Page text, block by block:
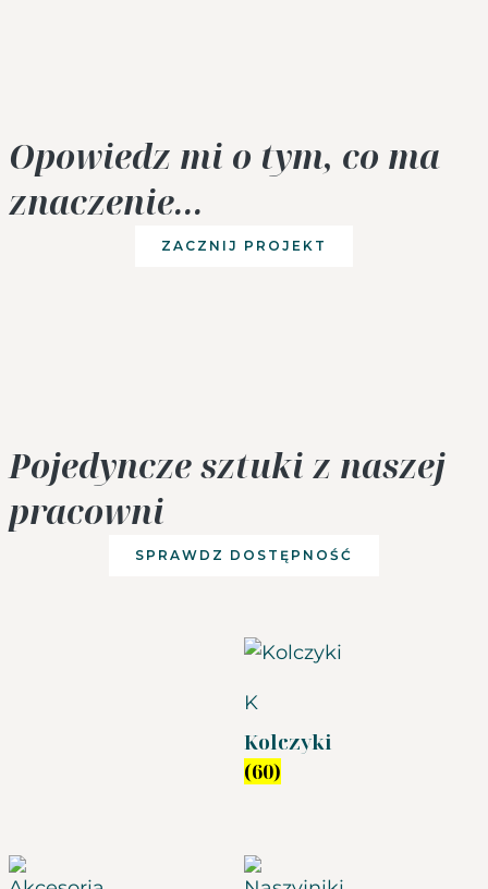
Opowiedz mi o tym, co ma
znaczenie...
ZACZNIJ PROJEKT
Pojedyncze sztuki z naszej
pracowni
SPRAWDZ DOSTĘPNOŚĆ
K
Kolczyki
(60)